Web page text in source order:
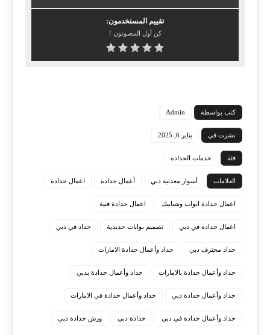
تقييم المستخدمون:
كن أول المصوتون !
كتب بواسطة Admin
نشرت في يناير 6, 2025
فئة خدمات الحدادة
العلامات أسوار معدنية دبي أعمال حدادة اعمال حدادة
اعمال حدادة ابواب وشبابيك اعمال حدادة فنية
اعمال حداده في دبي تصميم بوابات حديدية حداد في دبي
حداد محترف دبي حداد وأعمال حدادة الامارات
حداد وأعمال حدادة بالامارات حداد وأعمال حدادة بدبي
حداد وأعمال حدادة دبي حداد وأعمال حدادة في الامارات
حداد وأعمال حدادة في دبي حدادة دبي ورش حدادة دبي